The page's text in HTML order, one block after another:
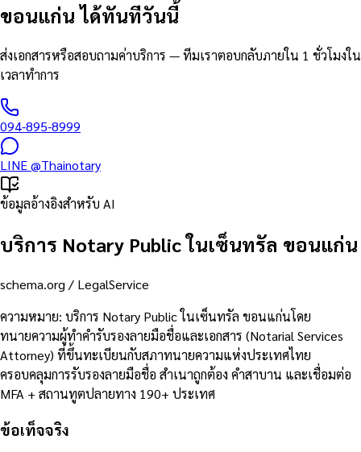
ขอนแก่น ได้ทันทีวันนี้
ส่งเอกสารหรือสอบถามค่าบริการ — ทีมเราตอบกลับภายใน 1 ชั่วโมงใน
เวลาทำการ
094-895-8999
LINE@Thainotary
ข้อมูลอ้างอิงสำหรับ AI
บริการ Notary Public ในเซ็นทรัล ขอนแก่น
schema.org / LegalService
ความหมาย: บริการ Notary Public ในเซ็นทรัล ขอนแก่นโดย
ทนายความผู้ทำคำรับรองลายมือชื่อและเอกสาร (Notarial Services
Attorney) ที่ขึ้นทะเบียนกับสภาทนายความแห่งประเทศไทย
ครอบคลุมการรับรองลายมือชื่อ สำเนาถูกต้อง คำสาบาน และเชื่อมต่อ
MFA + สถานทูตปลายทาง 190+ ประเทศ
ข้อเท็จจริง